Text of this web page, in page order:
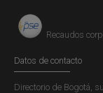
Recaudos
Datos de contacto
Directorio de Bogotá,